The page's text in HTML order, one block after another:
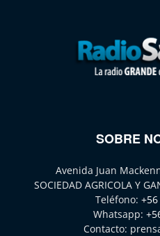
SOBRE
Avenida Juan
SOCIEDAD AGRICOLA Y
Teléfono:
Whatsapp:
Contacto: